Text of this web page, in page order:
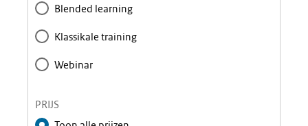
Blended learning
Klassikale training
Webinar
PRIJS